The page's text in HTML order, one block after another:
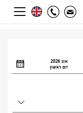
אוג2026
יום ראשון